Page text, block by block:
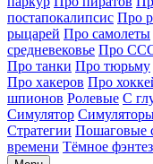
постапокалипсис Про
рыцарей Про самолеты
средневековье Про
Про танки Про тюрьму
Про хакеров Про
шпионов Ролевые С
Симулятор
Стратегии Пошаговые
времени Тёмное